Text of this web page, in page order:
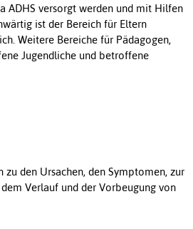
ADHS versorgt werden und mit Hilfen
ist der Bereich für Eltern
Weitere Bereiche für Pädagogen,
Jugendliche und betroffene
den Ursachen, den Symptomen, zur
Verlauf und der Vorbeugung von